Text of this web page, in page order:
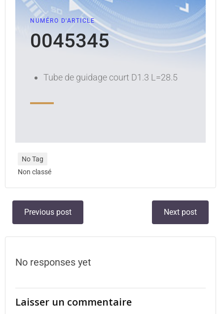
NUMÉRO D'ARTICLE
0045345
Tube de guidage court D1.3 L=28.5
No Tag
Non classé
Previous post Next post
No responses yet
Laisser un commentaire